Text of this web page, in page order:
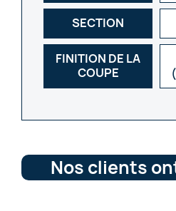
SECTION
FINITION DE LA
COUPE
Nos clients